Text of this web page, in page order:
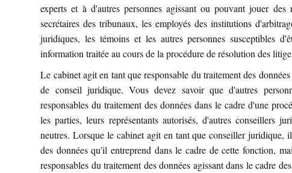
experts et à d'autres personnes agissant ou pouvant jouer des
secrétaires des tribunaux, les employés des institutions
juridiques, les témoins et les autres personnes susceptibles
information traitée au cours de la procédure de résolution des
Le cabinet agit en tant que responsable du traitement des
de conseil juridique. Vous devez savoir que d'autres
responsables du traitement des données dans le cadre d'une
les parties, leurs représentants autorisés, d'autres conseillers
neutres. Lorsque le cabinet agit en tant que conseiller juridique,
des données qu'il entreprend dans le cadre de cette fonction,
responsables du traitement des données agissant dans le cadre